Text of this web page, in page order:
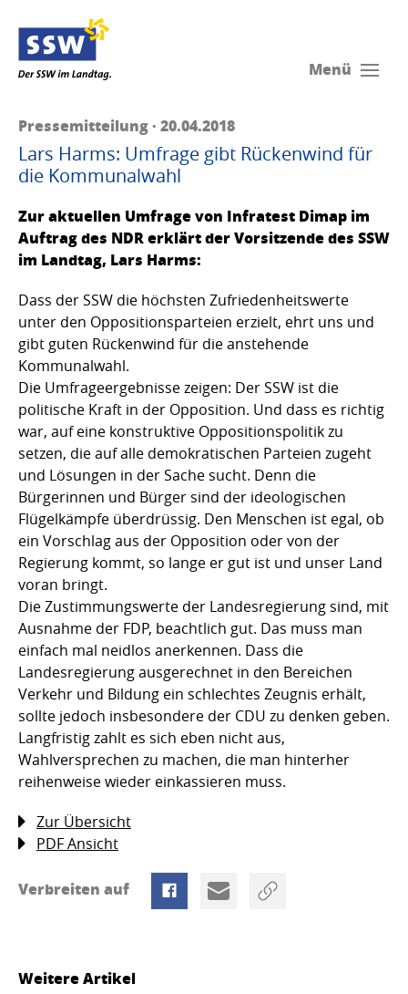
Menü
Pressemitteilung · 20.04.2018
Lars Harms: Umfrage gibt Rückenwind für
die Kommunalwahl
Zur aktuellen Umfrage von Infratest Dimap im
Auftrag des NDR erklärt der Vorsitzende des SSW
im Landtag, Lars Harms:
Dass der SSW die höchsten Zufriedenheitswerte
unter den Oppositionsparteien erzielt, ehrt uns und
gibt guten Rückenwind für die anstehende
Kommunalwahl.
Die Umfrageergebnisse zeigen: Der SSW ist die
politische Kraft in der Opposition. Und dass es richtig
war, auf eine konstruktive Oppositionspolitik zu
setzen, die auf alle demokratischen Parteien zugeht
und Lösungen in der Sache sucht. Denn die
Bürgerinnen und Bürger sind der ideologischen
Flügelkämpfe überdrüssig. Den Menschen ist egal, ob
ein Vorschlag aus der Opposition oder von der
Regierung kommt, so lange er gut ist und unser Land
voran bringt.
Die Zustimmungswerte der Landesregierung sind, mit
Ausnahme der FDP, beachtlich gut. Das muss man
einfach mal neidlos anerkennen. Dass die
Landesregierung ausgerechnet in den Bereichen
Verkehr und Bildung ein schlechtes Zeugnis erhält,
sollte jedoch insbesondere der CDU zu denken geben.
Langfristig zahlt es sich eben nicht aus,
Wahlversprechen zu machen, die man hinterher
reihenweise wieder einkassieren muss.
Zur Übersicht
PDF Ansicht
Verbreiten auf
Weitere Artikel